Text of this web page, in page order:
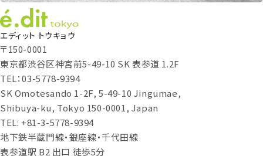
エディット トウキョウ
〒150-0001
東京都渋谷区神宮前5-49-10 SK 表参道 1.2F
TEL：03-5778-9394
SK Omotesando 1-2F, 5-49-10 Jingumae,
Shibuya-ku, Tokyo 150-0001, Japan
TEL: +81-3-5778-9394
地下鉄半蔵門線・銀座線・千代田線
表参道駅 B2 出口 徒歩5分